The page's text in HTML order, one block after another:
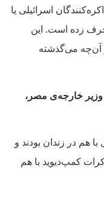
اسرائیلی یا
حرف زده است. این
می‌گذشته
وزیر خارجه‌ی مصر،
هم در زندان بودند و
کمپ‌دیوید با هم